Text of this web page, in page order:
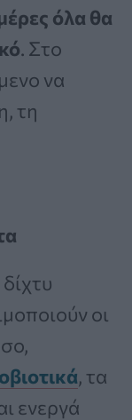
όλα θα
. Στο
να
τη
οι
, τα
ενεργά